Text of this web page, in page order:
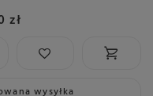
zł
wysyłka